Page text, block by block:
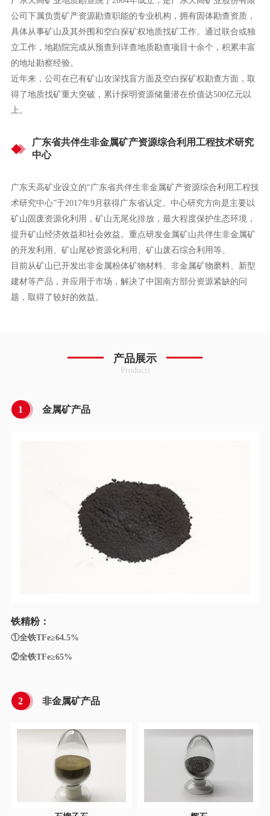
公司下属负责矿产资源勘查职能的专业机构，拥有固体勘查资质，
具体从事矿山及其外围和空白探矿权地质找矿工作。通过联合或独
立工作，地勘院完成从预查到详查地质勘查项目十余个，积累丰富
的地址勘察经验。
近年来，公司在已有矿山攻深找盲方面及空白探矿权勘查方面，取
得了地质找矿重大突破，累计探明资源储量潜在价值达500亿元以
上。
广东省共伴生非金属矿产资源综合利用工程技术研究
中心
广东天高矿业设立的“广东省共伴生非金属矿产资源综合利用工程技
术研究中心”于2017年9月获得广东省认定。中心研究方向是主要以
矿山固废资源化利用，矿山无尾化排放，最大程度保护生态环境，
提升矿山经济效益和社会效益。重点研发金属矿山共伴生非金属矿
的开发利用、矿山尾砂资源化利用、矿山废石综合利用等。
目前从矿山已开发出非金属粉体矿物材料、非金属矿物磨料、新型
建材等产品，并应用于市场，解决了中国南方部分资源紧缺的问
题，取得了较好的效益。
产品展示
Products
1 金属矿产品
铁精粉：
①全铁TFe≥64.5%
②全铁TFe≥65%
2 非金属矿产品